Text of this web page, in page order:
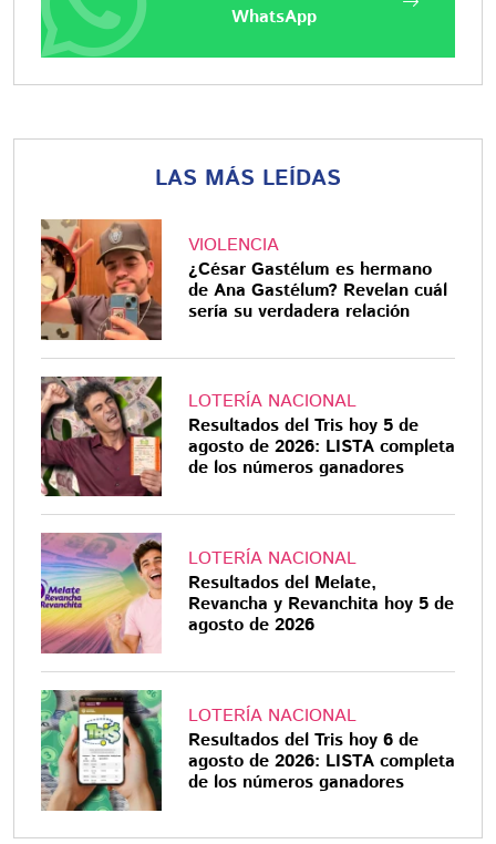
WhatsApp
LAS MÁS LEÍDAS
VIOLENCIA
¿César Gastélum es hermano
de Ana Gastélum? Revelan cuál
sería su verdadera relación
LOTERÍA NACIONAL
Resultados del Tris hoy 5 de
agosto de 2026: LISTA completa
de los números ganadores
LOTERÍA NACIONAL
Resultados del Melate,
Revancha y Revanchita hoy 5 de
agosto de 2026
LOTERÍA NACIONAL
Resultados del Tris hoy 6 de
agosto de 2026: LISTA completa
de los números ganadores